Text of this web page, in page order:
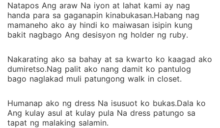
Natapos Ang araw Na iyon at lahat kami ay nag
handa para sa gaganapin kinabukasan.Habang nag
mamaneho ako ay hindi ko maiwasan isipin kung
bakit nagbago Ang desisyon ng holder ng ruby.
Nakarating ako sa bahay at sa kwarto ko kaagad ako
dumiretso.Nag palit ako nang damit ko pantulog
bago naglakad muli patungong walk in closet.
Humanap ako ng dress Na isusuot ko bukas.Dala ko
Ang kulay asul at kulay pula Na dress patungo sa
tapat ng malaking salamin.